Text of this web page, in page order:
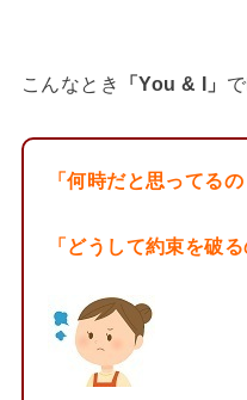
こんなとき 「You & I」
「何時だと思ってる
「どうして約束を破